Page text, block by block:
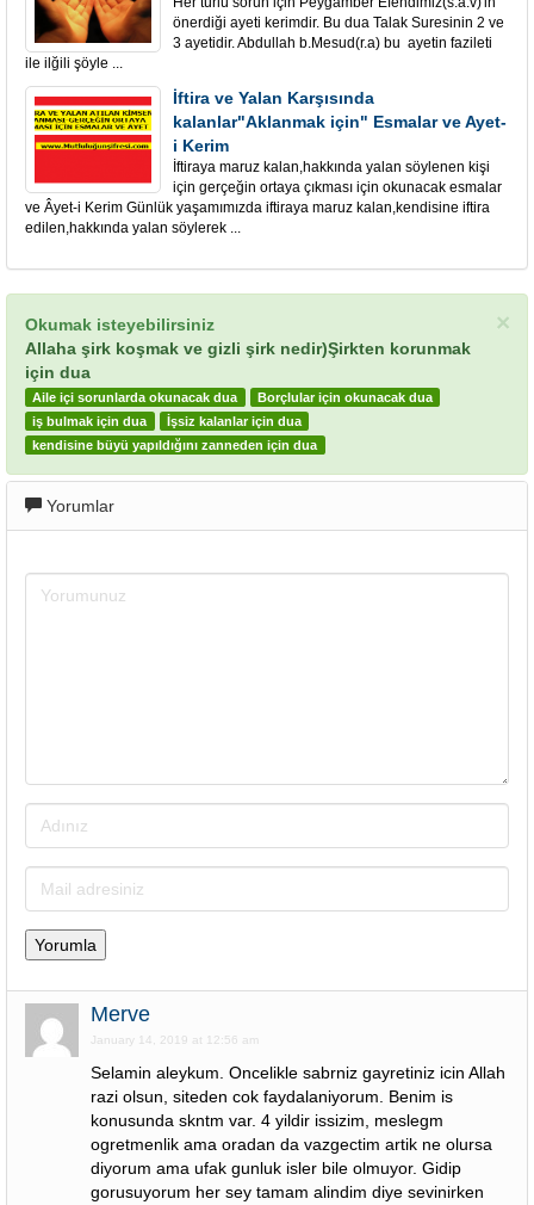
önerdiği ayeti kerimdir. Bu dua Talak Suresinin 2 ve
3 ayetidir. Abdullah b.Mesud(r.a) bu ayetin fazileti
ile ilğili şöyle ...
İftira ve Yalan Karşısında
kalanlar"Aklanmak için" Esmalar ve Ayet-
i Kerim
İftiraya maruz kalan,hakkında yalan söylenen kişi
için gerçeğin ortaya çıkması için okunacak esmalar
ve Âyet-i Kerim Günlük yaşamımızda iftiraya maruz kalan,kendisine iftira
edilen,hakkında yalan söylerek ...
×
Okumak isteyebilirsiniz
Allaha şirk koşmak ve gizli şirk nedir)Şirkten korunmak
için dua
Aile içi sorunlarda okunacak dua
Borçlular için okunacak dua
iş bulmak için dua
İşsiz kalanlar için dua
kendisine büyü yapıldığını zanneden için dua
Yorumlar
Merve
January 14, 2019 at 12:56 am
Selamin aleykum. Oncelikle sabrniz gayretiniz icin Allah
razi olsun, siteden cok faydalaniyorum. Benim is
konusunda skntm var. 4 yildir issizim, meslegm
ogretmenlik ama oradan da vazgectim artik ne olursa
diyorum ama ufak gunluk isler bile olmuyor. Gidip
gorusuyorum her sey tamam alindim diye sevinirken